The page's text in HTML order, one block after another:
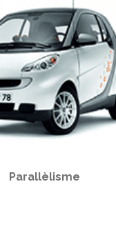
Parallèlisme